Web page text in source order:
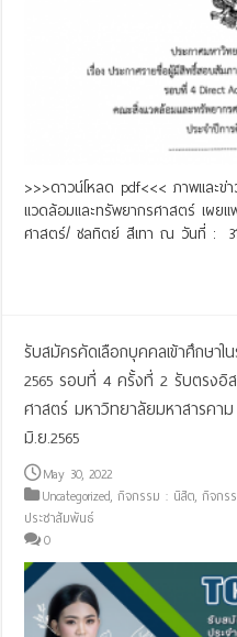
>>>ดาวน์โหลด pdf<<< ภาพและ
แวดล้อมและทรัพยากรศาสตร์ เผย
ศาสตร์/ ชลทิตย์ สีเทา ณ วันที่ :
รับสมัครคัดเลือกบุคคลเข้าศึกษา
2565 รอบที่ 4 ครั้งที่ 2 รับตรงอิ
ศาสตร์ มหาวิทยาลัยมหาสารคา
มิ.ย.2565
May 30, 2022
Uncategorized,กิจกรรม : นิสิต,กิจก
ประชาสัมพันธ์
0